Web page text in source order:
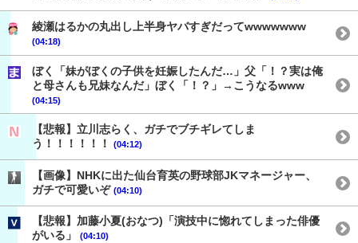
綾瀬はるかの丸出し上半身ヤバすぎだってwwwwwww
(04:18)
ぼく「妹がぼくの子供を妊娠したんだ…」父「！？実は俺
と母さんも兄妹なんだ」ぼく「！？」→こうなるwww
(04:15)
【悲報】立川志らく、ガチでブチギレてしま
う！！！！！！
(04:12)
【画像】NHKに出た仙台育英の野球部JKマネージャー、
ガチで可愛いぞ (04:10)
【悲報】加藤小夏(おなつ)「演技中に惚れてしまった俳優
がいる」
(04:10)